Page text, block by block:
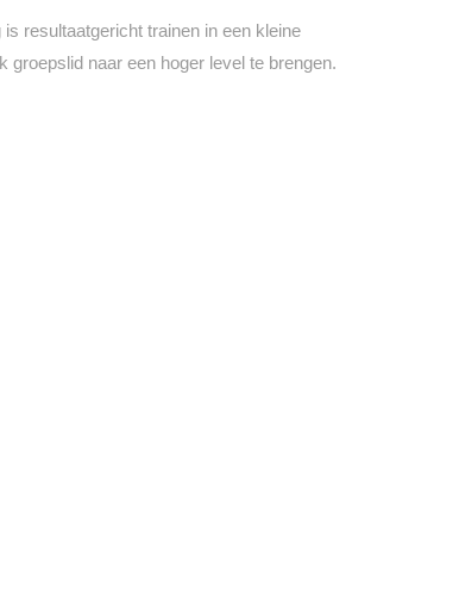
resultaatgericht trainen in een kleine
groepslid naar een hoger level te brengen.